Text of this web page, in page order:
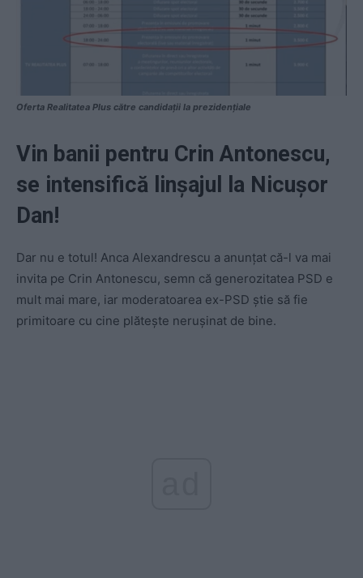
Oferta Realitatea Plus către candidații la prezidențiale
Vin banii pentru Crin Antonescu,
se intensifică linșajul la Nicușor
Dan!
Dar nu e totul! Anca Alexandrescu a anunțat că-l va mai
invita pe Crin Antonescu, semn că generozitatea PSD e
mult mai mare, iar moderatoarea ex-PSD știe să fie
primitoare cu cine plătește nerușinat de bine.